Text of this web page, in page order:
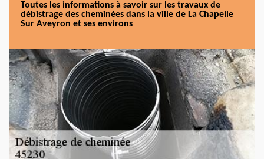
Toutes les informations à savoir sur les travaux de
débistrage des cheminées dans la ville de La Chapelle
Sur Aveyron et ses environs